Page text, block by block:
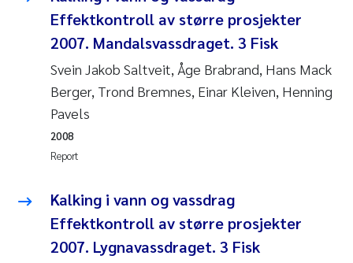
2013
2012
2011
2010
2007
Paulo Mira Fernandes
Bibiana Gomez Crespo
Kari Austnes
Laura Friedrich
Elizaveta Protsenko
Eli Rinde
Effektkontroll av større prosjekter
2007. Mandalsvassdraget. 3 Fisk
Svein Jakob Saltveit, Åge Brabrand, Hans Mack
Berger, Trond Bremnes, Einar Kleiven, Henning
Pavels
Report
2008
Kalking i vann og vassdrag
Effektkontroll av større prosjekter
2007. Lygnavassdraget. 3 Fisk